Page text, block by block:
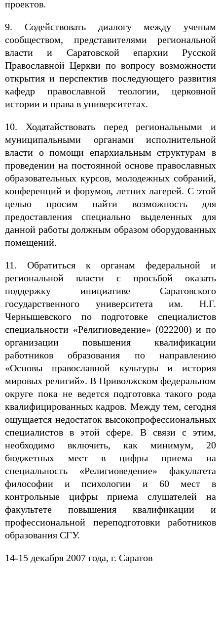
проектов.
9. Содействовать диалогу между ученым
сообществом, представителями региональной
власти и Саратовской епархии Русской
Православной Церкви по вопросу возможности
открытия и перспектив последующего развития
кафедр православной теологии, церковной
истории и права в университетах.
10. Ходатайствовать перед региональными и
муниципальными органами исполнительной
власти о помощи епархиальным структурам в
проведении на постоянной основе православных
образовательных курсов, молодежных собраний,
конференций и форумов, летних лагерей. С этой
целью просим найти возможность для
предоставления специально выделенных для
данной работы должным образом оборудованных
помещений.
11. Обратиться к органам федеральной и
региональной власти с просьбой оказать
поддержку инициативе Саратовского
государственного университета им. Н.Г.
Чернышевского по подготовке специалистов
специальности «Религиоведение» (022200) и по
организации повышения квалификации
работников образования по направлению
«Основы православной культуры и история
мировых религий». В Приволжском федеральном
округе пока не ведется подготовка такого рода
квалифицированных кадров. Между тем, сегодня
ощущается недостаток высокопрофессиональных
специалистов в этой сфере. В связи с этим,
необходимо включить, как минимум, 20
бюджетных мест в цифры приема на
специальность «Религиоведение» факультета
философии и психологии и 60 мест в
контрольные цифры приема слушателей на
факультете повышения квалификации и
профессиональной переподготовки работников
образования СГУ.
14-15 декабря 2007 года, г. Саратов